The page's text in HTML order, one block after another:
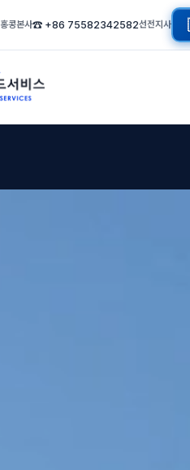
홍콩본사☎ +86 75582342582선전지사